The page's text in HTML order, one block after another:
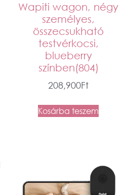
Wapiti wagon, négy
személyes,
összecsukható
testvérkocsi,
blueberry
színben(804)
208,900Ft
Kosárba teszem